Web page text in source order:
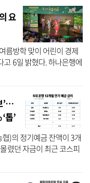
요
름방학 맞이 어린이 경제
고 6일 밝혔다. 하나은행에
세대를 위한 금융 교육
’…
톱’
)의 정기예금 잔액이 3개
렸던 자금이 최근 코스피
는 ‘역머니무브’ 현상